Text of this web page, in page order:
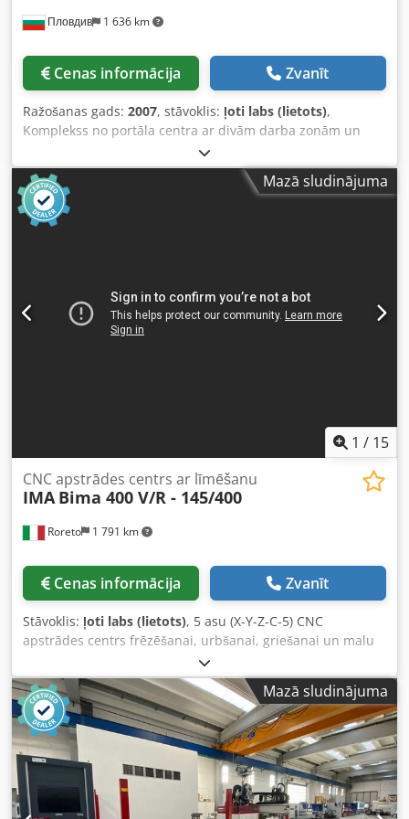
plāksnes, HPL, masīvkoks, nestings
Пловдив 1 636 km
Cenas informācija Zvanīt
Ražošanas gads: 2007, stāvoklis: ļoti labs (lietots),
Komplekss no portāla centra ar divām darba zonām un
nestinga ar vienu darba galdu: - divi darba vārpstas ar 18
instrumentu vietām; kreisā un labā - industriāls malu
aplīmēšanas agregāts ar 12 malu žurnālu; EVA, PUR –
stacija; - papildus poliuretāna stacija. Komplekss
paredzēts pilnai detaļu apstrādei no DSP, finierētas MDF
apkalpots ar vācu IMA Schelling komandas palīdzību 2022.
gadā. Malu aplīmēšanas agregāts gandrīz nav izmantots.
Mazā sludinājuma
1 / 15
Roreto 1 791 km
CNC apstrādes centrs ar līmēšanu
IMA Bima 400 V/R - 145/400
Cenas informācija Zvanīt
Stāvoklis: ļoti labs (lietots), 5 asu (X-Y-Z-C-5) CNC
apstrādes centrs frēzēšanai, urbšanai, griešanai un malu
aplīmēšanai. Konsola tipa izpildījums ar drošības
paklājiem. PC vadības sistēma ICOS OPEN CNC,
programmatūra IMAWOP. Darba galdi ar konsoles tipa
galdiem (Nr. 8 konsoles x 1400 mm). Konsoles galds ar
LED/diodu apgaismojumu. Automātiska instrumentu
maiņas sistēma (magazīnas vietas – Nr. 18 vietas). Derīgais
darba laukums (X-Y-Z): 4000 x 2100 x 300 mm. Derīgais
darba laukums, aplīmēšanas režīmā (X-Y-Z): 4000 x 1800 x
60 mm. N. 2 darba zonas. Vakuuma sūknis ar jaudu 140
Mazā sludinājuma